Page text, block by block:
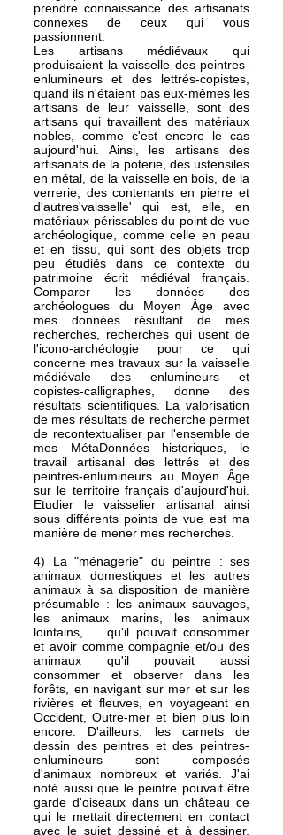
prendre connaissance des artisanats
connexes de ceux qui vous
passionnent.
Les artisans médiévaux qui
produisaient la vaisselle des peintres-
enlumineurs et des lettrés-copistes,
quand ils n'étaient pas eux-mêmes les
artisans de leur vaisselle, sont des
artisans qui travaillent des matériaux
nobles, comme c'est encore le cas
aujourd'hui. Ainsi, les artisans des
artisanats de la poterie, des ustensiles
en métal, de la vaisselle en bois, de la
verrerie, des contenants en pierre et
d'autres'vaisselle' qui est, elle, en
matériaux périssables du point de vue
archéologique, comme celle en peau
et en tissu, qui sont des objets trop
peu étudiés dans ce contexte du
patrimoine écrit médiéval français.
Comparer les données des
archéologues du Moyen Âge avec
mes données résultant de mes
recherches, recherches qui usent de
l'icono-archéologie pour ce qui
concerne mes travaux sur la vaisselle
médiévale des enlumineurs et
copistes-calligraphes, donne des
résultats scientifiques. La valorisation
de mes résultats de recherche permet
de recontextualiser par l'ensemble de
mes MétaDonnées historiques, le
travail artisanal des lettrés et des
peintres-enlumineurs au Moyen Âge
sur le territoire français d'aujourd'hui.
Etudier le vaisselier artisanal ainsi
sous différents points de vue est ma
manière de mener mes recherches.
4) La "ménagerie" du peintre : ses
animaux domestiques et les autres
animaux à sa disposition de manière
présumable : les animaux sauvages,
les animaux marins, les animaux
lointains, ... qu'il pouvait consommer
et avoir comme compagnie et/ou des
animaux qu'il pouvait aussi
consommer et observer dans les
forêts, en navigant sur mer et sur les
rivières et fleuves, en voyageant en
Occident, Outre-mer et bien plus loin
encore. D'ailleurs, les carnets de
dessin des peintres et des peintres-
enlumineurs sont composés
d'animaux nombreux et variés. J'ai
noté aussi que le peintre pouvait être
garde d'oiseaux dans un château ce
qui le mettait directement en contact
avec le sujet dessiné et à dessiner,